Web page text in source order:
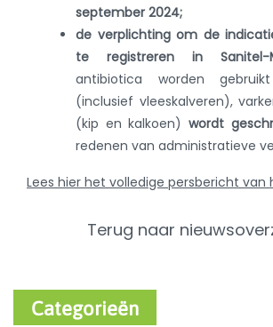
september 2024;
de verplichting om de
te registreren in Sanitel-
antibiotica worden
(inclusief vleeskalveren),
(kip en kalkoen)wordt
redenen van administratieve
Lees hier het volledige persbericht van
Terug naar
Categorieën